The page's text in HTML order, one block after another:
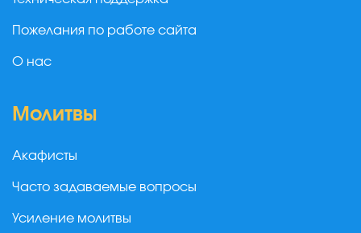
Пожелания по работе сайта
О нас
Молитвы
Акафисты
Часто задаваемые вопросы
Усиление молитвы